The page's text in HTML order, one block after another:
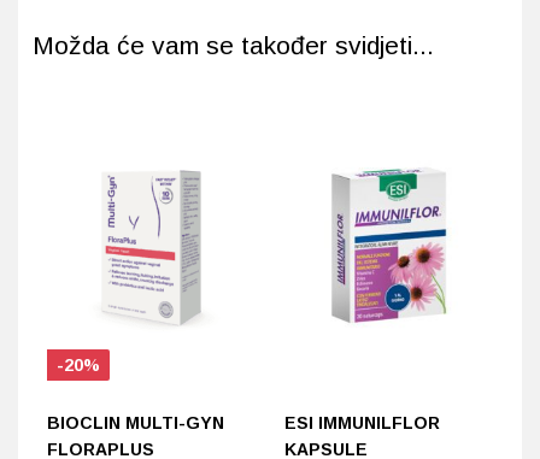
Možda će vam se također svidjeti...
-20%
BIOCLIN MULTI-GYN
FLORAPLUS
ESI IMMUNILFLOR
KAPSULE